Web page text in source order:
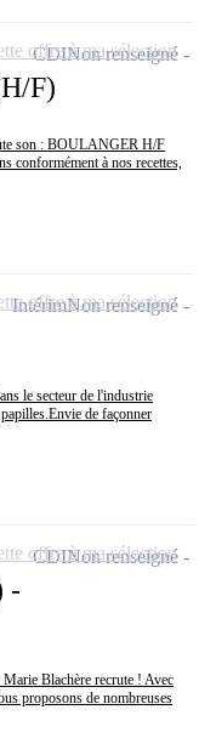
F)
son : BOULANGER H/F
conformément à nos recettes,
CDINon renseigné
offre à ma sélection
le secteur de l'industrie
de façonner
IntérimNon renseigné
offre à ma sélection
-
Blachère recrute ! Avec
proposons de nombreuses
CDINon renseigné
offre à ma sélection